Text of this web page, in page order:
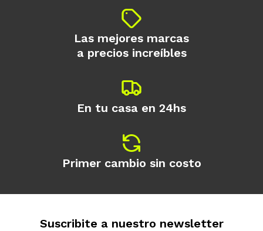
Las mejores marcas
a precios increíbles
En tu casa en 24hs
Primer cambio sin costo
Suscribite a nuestro newsletter